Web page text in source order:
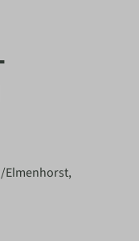
Elmenhorst,